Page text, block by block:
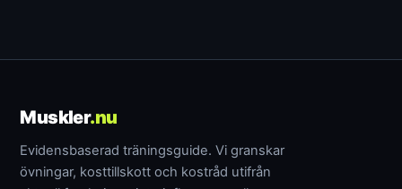
Muskler.nu
Evidensbaserad träningsguide. Vi granskar
övningar, kosttillskott och kostråd utifrån